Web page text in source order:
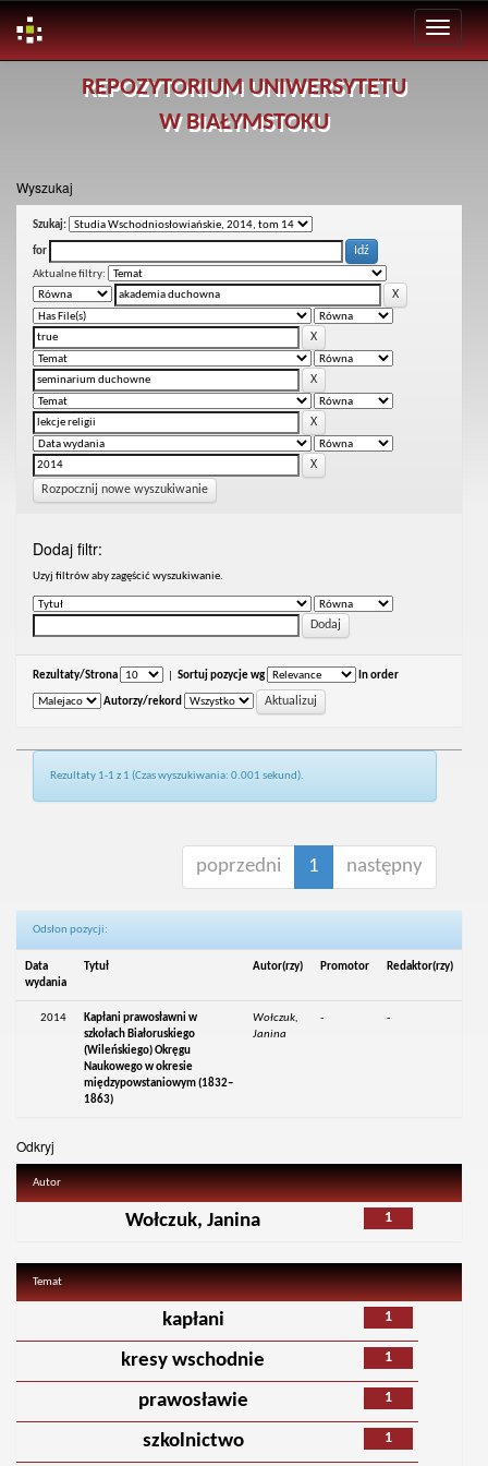
REPOZYTORIUM UNIWERSYTETU
W BIAŁYMSTOKU
Wyszukaj
Szukaj:
for
Aktualne filtry:
Rozpocznij nowe wyszukiwanie
Dodaj filtr:
Uzyj filtrów aby zagęścić wyszukiwanie.
Rezultaty/Strona Sortuj pozycje wg In order
Autorzy/rekord
Rezultaty 1-1 z 1 (Czas wyszukiwania: 0.001 sekund).
poprzedni 1 następny
Odsłon pozycji:
Data
wydania
Tytuł Autor(rzy) Promotor Redaktor(rzy)
2014
Kapłani prawosławni w
szkołach Białoruskiego
(Wileńskiego) Okręgu
Naukowego w okresie
międzypowstaniowym (1832–
1863)
Wołczuk,
Janina
- -
Odkryj
Autor
1
Wołczuk, Janina
Temat
1
kapłani
1
kresy wschodnie
1
prawosławie
1
szkolnictwo